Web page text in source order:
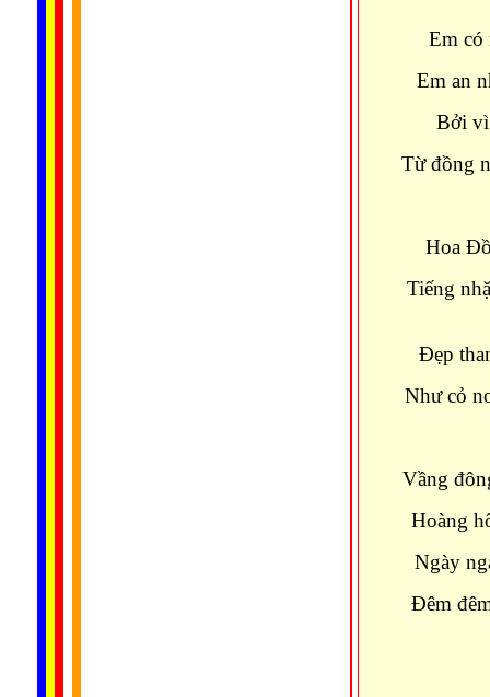
Em có
Em an
Bởi vì
Từ đồng
Hoa
Tiếng
Ðẹp
Như cỏ
Vầng
Hoàng
Ngày
Đêm